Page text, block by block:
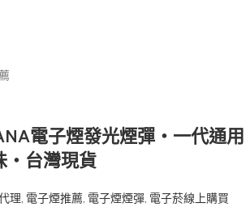
電子煙發光煙彈・一代通用
・台灣現貨
理, 電子煙推薦, 電子煙煙彈, 電子菸線上購買